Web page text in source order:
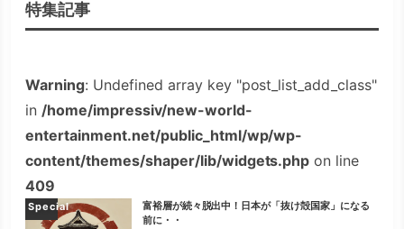
特集記事
Warning: Undefined array key "post_list_add_class"
in /home/impressiv/new-world-
entertainment.net/public_html/wp/wp-
content/themes/shaper/lib/widgets.php on line
409
Special
富裕層が続々脱出中！日本が「抜け殻国家」になる
前に・・